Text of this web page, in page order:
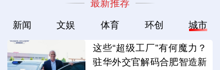
最新推荐
新闻 文娱 体育 环创 城市
这些“超级工厂”有何魔力？
驻华外交官解码合肥智造新